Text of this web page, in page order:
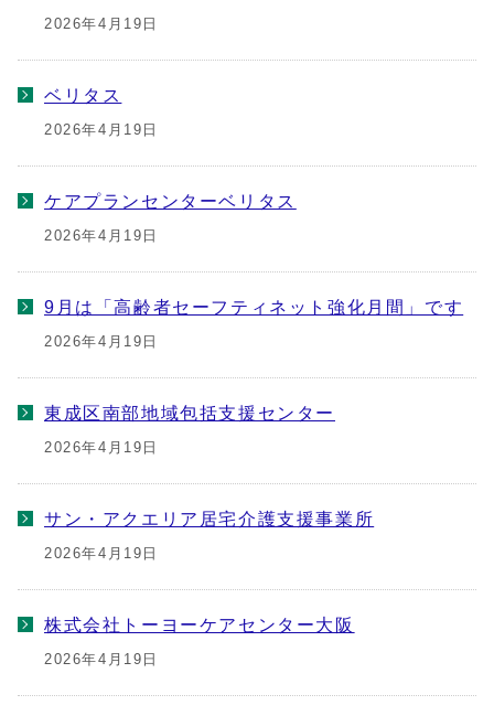
2026年4月19日
ベリタス
2026年4月19日
ケアプランセンターベリタス
2026年4月19日
9月は「高齢者セーフティネット強化月間」です
2026年4月19日
東成区南部地域包括支援センター
2026年4月19日
サン・アクエリア居宅介護支援事業所
2026年4月19日
株式会社トーヨーケアセンター大阪
2026年4月19日